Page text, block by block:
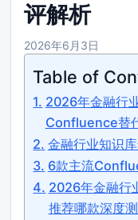
评解析
2026年6月3日
Table of
2026年金融行
Confluence替
金融行业知识
6款主流
2026年金融行
推荐哪款深度